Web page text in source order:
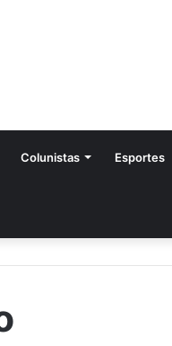
Colunistas Esportes